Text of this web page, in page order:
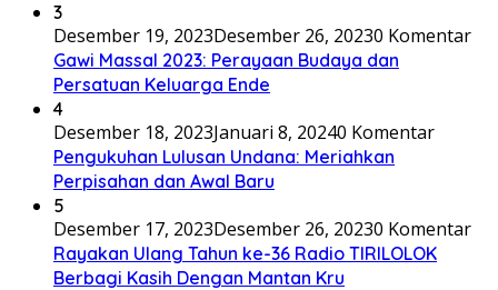
3
Desember 19, 2023Desember 26, 20230 Komentar
Gawi Massal 2023: Perayaan Budaya dan
Persatuan Keluarga Ende
4
Desember 18, 2023Januari 8, 20240 Komentar
Pengukuhan Lulusan Undana: Meriahkan
Perpisahan dan Awal Baru
5
Desember 17, 2023Desember 26, 20230 Komentar
Rayakan Ulang Tahun ke-36 Radio TIRILOLOK
Berbagi Kasih Dengan Mantan Kru